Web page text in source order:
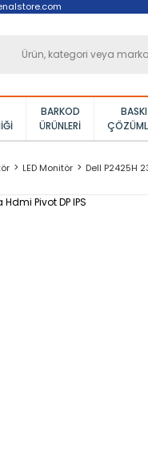
BARKOD
ÜRÜNLERI
BASKI
LED Monitör Dell P2425H